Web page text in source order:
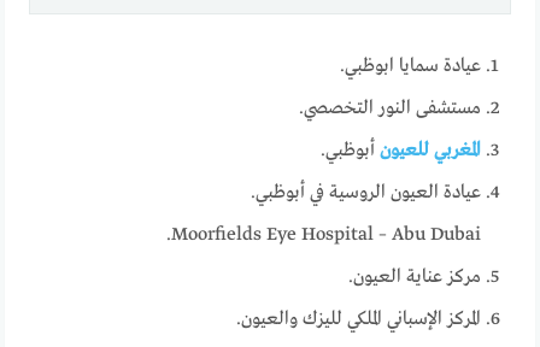
عيادة سمايا ابوظبي.
مستشفى النور التخصصي.
المغربي للعيون أبوظبي.
عيادة العيون الروسية في أبوظبي.
Moorfields Eye Hospital – Abu Dubai.
مركز عناية العيون.
المركز الإسباني الملكي لليزك والعيون.